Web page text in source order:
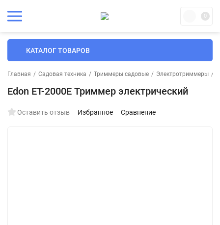
0
КАТАЛОГ ТОВАРОВ
Главная / Садовая техника / Триммеры садовые / Электротриммеры /
Edon ET-2000E Триммер электрический
Оставить отзыв Избранное Сравнение